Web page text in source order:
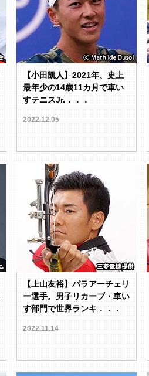
【小田凱人】2021年、史上
最年少の14歳11カ月で車い
すテニスJr.．．．
2022.12.05
【上山友裕】パラアーチェリ
ー選手。男子リカーブ・車い
す部門で世界ランキ．．．
2022.11.14